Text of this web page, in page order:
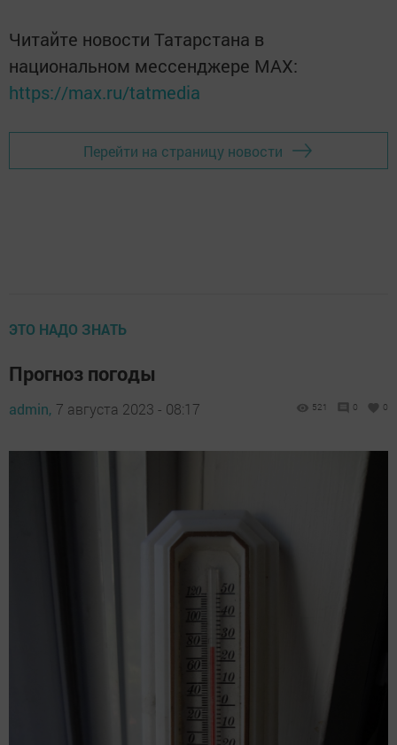
Читайте новости Татарстана в
национальном мессенджере MАХ:
https://max.ru/tatmedia
Перейти на страницу новости
ЭТО НАДО ЗНАТЬ
Прогноз погоды
admin, 7 августа 2023 - 08:17 521 0 0